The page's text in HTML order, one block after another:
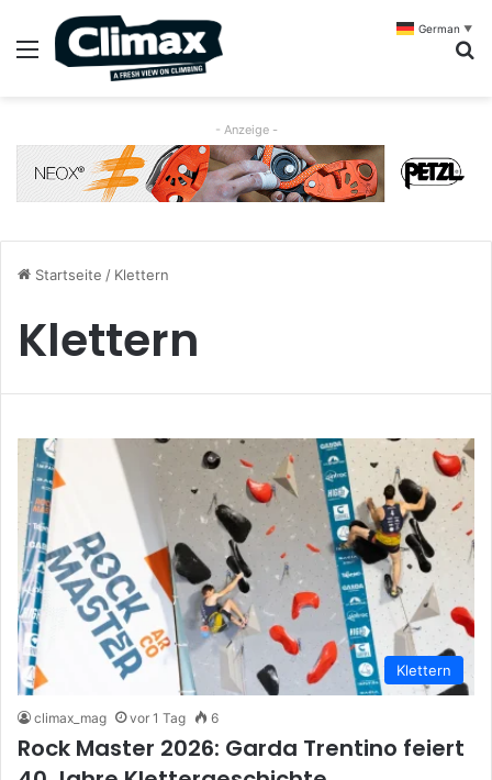
Menü
- Anzeige -
Startseite / Klettern
Klettern
Klettern
climax_mag vor 1 Tag 6
Rock Master 2026: Garda Trentino feiert
German ▼